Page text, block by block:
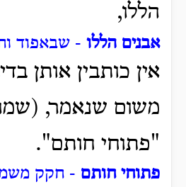
הללו,
אבנים הללו - שבאפוד
אין כותבין אותן
משום שנאמר,
"פתוחי חותם".
פתוחי חותם - חקק